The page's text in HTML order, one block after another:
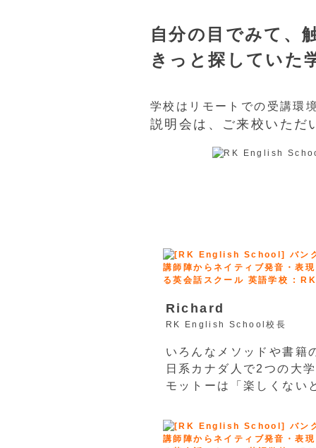
自分の目でみて、
きっと探していた
学校はリモートでの受講環
説明会は、ご来校いただ
Richard
RK English School校長
いろんなメソッドや書籍
日系カナダ人で2つの大
モットーは「楽しくない